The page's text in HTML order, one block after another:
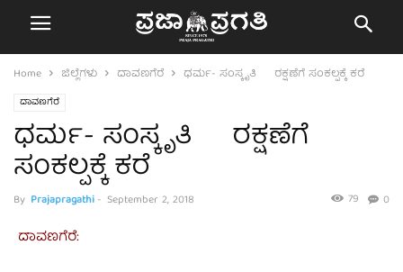
Home ಜಿಲ್ಲೆಗಳು ದಾವಣಗೆರೆ ಧರ್ಮ- ಸಂಸ್ಕೃತಿ ರಕ್ಷಣೆಗೆ ಸಂಕಲ್ಪಕ್ಕೆ ಕರೆ
ದಾವಣಗೆರೆ
ಧರ್ಮ- ಸಂಸ್ಕೃತಿ ರಕ್ಷಣೆಗೆ
ಸಂಕಲ್ಪಕ್ಕೆ ಕರೆ
By Prajapragathi- September 2, 2018 0
79
ದಾವಣಗೆರೆ: